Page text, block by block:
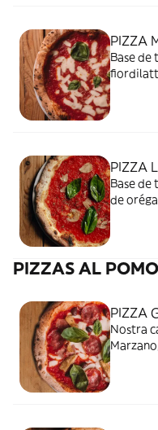
PIZZA
Base de
PIZZA
Base de
de
PIZZAS AL
PIZZA
Nostra